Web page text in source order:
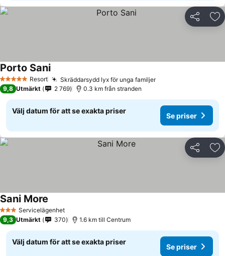
Dela
5 Stjärnor Resort Skräddarsydd lyx för unga familjer
Porto Sani
9,8 Utmärkt 2 769 0.3 km från stranden
Välj datum för att se exakta priser
Se priser
Dela
3 StjärnorServicelägenhet
Sani More
9,3 Utmärkt 370 1.6 km till Centrum
Välj datum för att se exakta priser
Se priser